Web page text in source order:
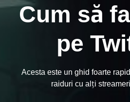
Cum să
pe
Acesta este un ghid foarte
raiduri cu alți